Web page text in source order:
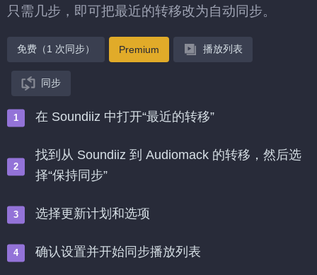
只需几步，即可把最近的转移改为自动同步。
免费（1 次同步） Premium 播放列表
同步
在 Soundiiz 中打开“最近的转移”
找到从 Soundiiz 到 Audiomack 的转移，然后选
择“保持同步”
选择更新计划和选项
确认设置并开始同步播放列表